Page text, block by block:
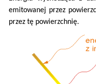
emitowanej przez
przez tę powierzchnię.